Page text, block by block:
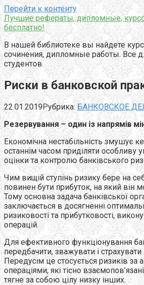
Перейти к контенту
Лучшие рефераты, дипломные,
бесплатно!
В нашей библиотеке вы найдете
сочинения, дипломные работы. Все
студентов.
Риски в банковской
22.01.2019Рубрика: БАНКОВСКОЕ
Резервування – один із напрямів
Економічна нестабільність змушує
останнім часом приділяти особливу
оцінки та контролю банківського
Чим вищій ступінь ризику бере на
повинен бути прибуток, на який він
Тому основна задача банківської
заключається в досягненні
ризиковості та прибутковості,
операцій.
Для ефективного функціонування
передбачити, зважувати і
Передусім це стосується ризиків за
операціями, які тісно
тягне за собою цілу низку інших.